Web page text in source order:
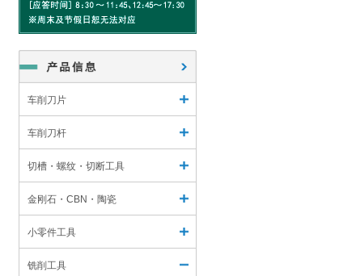
车削刀片
车削刀杆
切槽・螺纹・切断工具
金刚石・CBN・陶瓷
小零件工具
铣削工具